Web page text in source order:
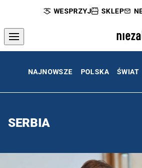
WESPRZYJ SKLEP
NAJNOWSZE POLSKA ŚWIAT
SERBIA